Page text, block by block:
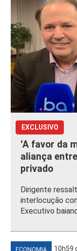
EXCLUSIVO
‘A favor da
aliança
privado
Dirigente
interlocução
Executivo
ECONOMIA 10h59